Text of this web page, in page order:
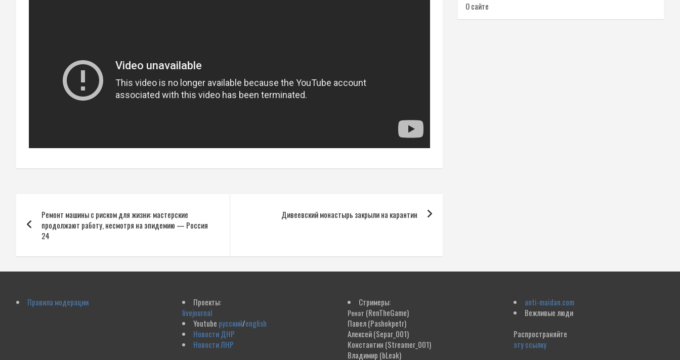
по
записям
Ремонт машины с риском для жизни: мастерские
продолжают работу, несмотря на эпидемию — Россия
24
Дивеевский монастырь закрыли на карантин
О сайте
Правила модерации
Проекты:
livejournal
Youtube русский/english
Новости ДНР
Новости ЛНР
Стримеры:
Ренат (RenTheGame)
Павел(Pashokpetr)
Алексей(Separ_001)
Константин (Streamer_001)
Владимир (bLeak)
anti-maidan.com
Вежливые люди
Распространяйте
эту ссылку